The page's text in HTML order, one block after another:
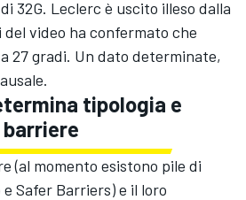
32G. Leclerc è uscito illeso dalla
del video ha confermato che
27 gradi. Un dato determinate,
tipologia e
(al momento esistono pile di
Safer Barriers) e il loro